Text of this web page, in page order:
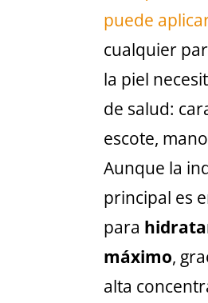
puede
cualquier
la piel
de salud:
escote,
Aunque la
principal es
para
máximo,
alta